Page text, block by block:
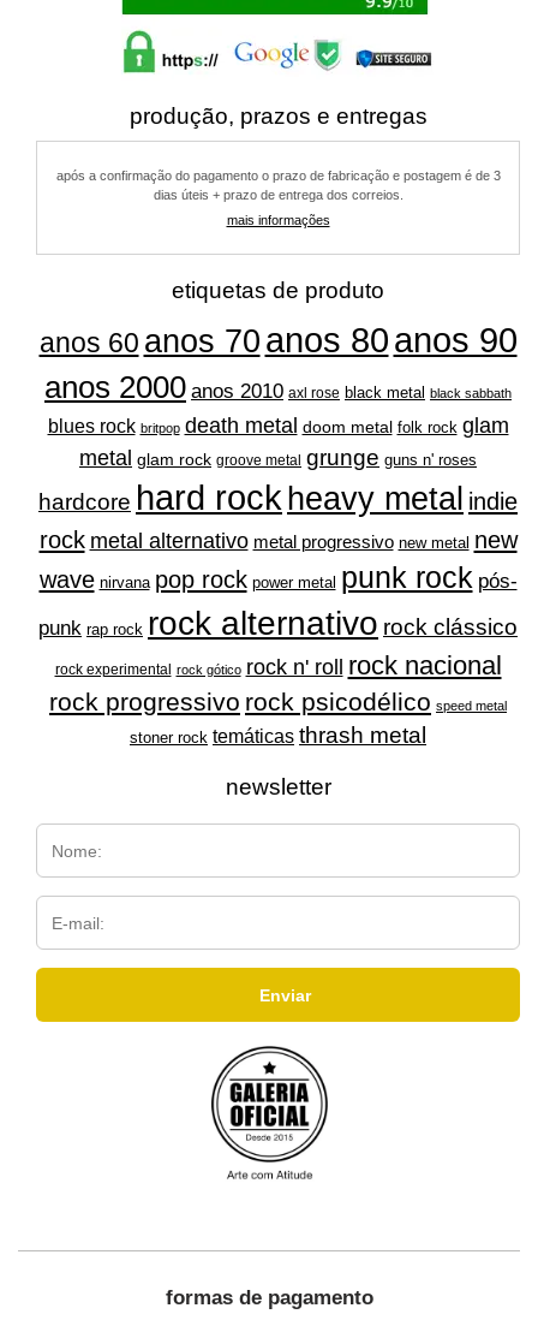
produção, prazos e entregas
após a confirmação do pagamento o prazo de fabricação e postagem é de 3
dias úteis + prazo de entrega dos correios.
mais informações
etiquetas de produto
anos 60 anos 70 anos 80anos 90
anos 2000 anos 2010 axl rose black metal black sabbath
blues rock britpop death metal doom metal folk rock glam
metal glam rock groove metal grunge guns n' roses
hardcore hard rock heavy metal indie
rock metal alternativo metal progressivo new metal new
wave nirvana pop rock power metal punk rock pós-
punk rap rock rock alternativo rock clássico
rock experimental rock gótico rock n' roll rock nacional
rock progressivo rock psicodélico speed metal
stoner rock temáticas thrash metal
newsletter
formas de pagamento